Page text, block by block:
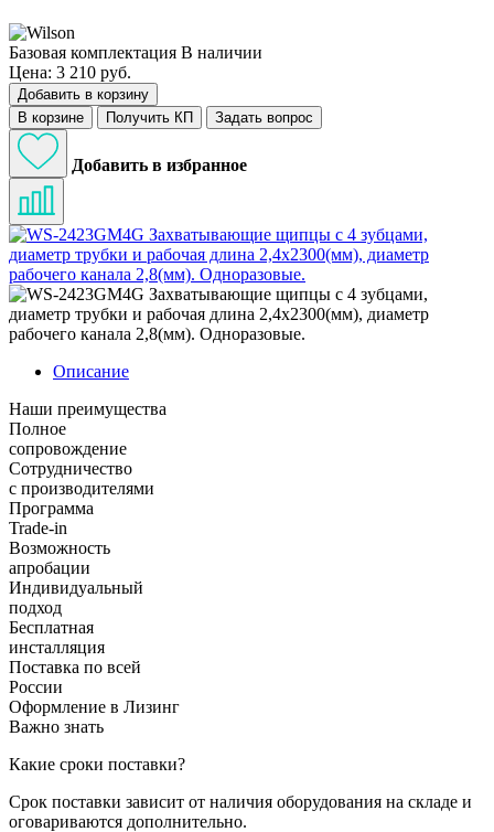
Базовая комплектация В наличии
Цена: 3 210 руб.
Добавить в корзину
В корзине
Получить КП Задать вопрос
Добавить в избранное
Описание
Наши преимущества
Полное
сопровождение
Сотрудничество
с производителями
Программа
Trade-in
Возможность
апробации
Индивидуальный
подход
Бесплатная
инсталляция
Поставка по всей
России
Оформление в Лизинг
Важно знать
Какие сроки поставки?
Срок поставки зависит от наличия оборудования на складе и
оговариваются дополнительно.